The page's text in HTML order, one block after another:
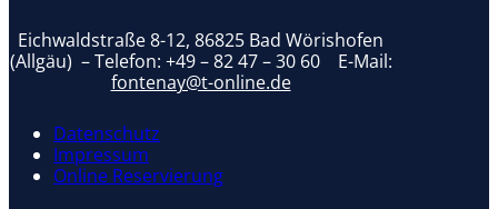
Eichwaldstraße 8-12, 86825 Bad Wörishofen
(Allgäu) – Telefon: +49 – 82 47 – 30 60E-Mail:
fontenay@t-online.de
Datenschutz
Impressum
Online Reservierung